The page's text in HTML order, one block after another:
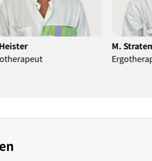
Ergotherapeut